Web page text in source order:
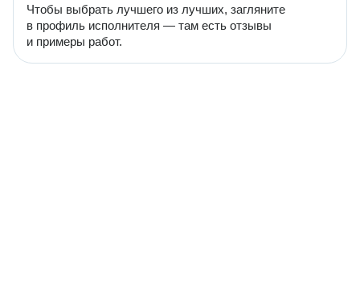
Чтобы выбрать лучшего из лучших, загляните
в профиль исполнителя — там есть отзывы
и примеры работ.